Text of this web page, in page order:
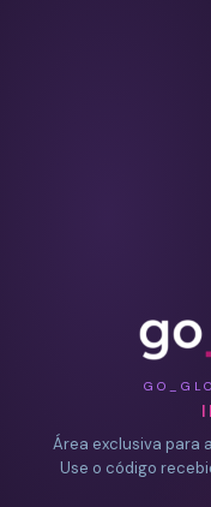
Área exclusiva para
Use o código